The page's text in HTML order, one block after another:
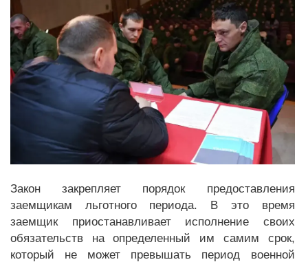
Закон закрепляет порядок предоставления
заемщикам льготного периода. В это время
заемщик приостанавливает исполнение своих
обязательств на определенный им самим срок,
который не может превышать период военной